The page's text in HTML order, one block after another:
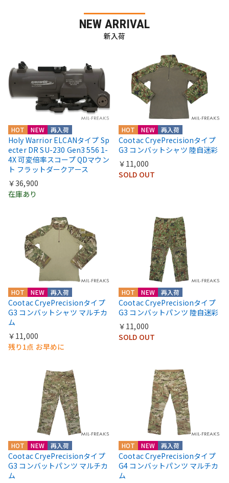
NEW ARRIVAL
新入荷
HOT NEW 再入荷
Holy Warrior ELCANタイプ Sp
ecter DR SU-230 Gen3 556 1-
4X 可変倍率スコープ QDマウン
ト フラットダークアース
￥36,900
在庫あり
HOT NEW 再入荷
Cootac CryePrecisionタイプ
G3 コンバットシャツ 陸自迷彩
￥11,000
SOLD OUT
HOT NEW 再入荷
Cootac CryePrecisionタイプ
G3 コンバットシャツ マルチカ
ム
￥11,000
残り1点 お早めに
HOT NEW 再入荷
Cootac CryePrecisionタイプ
G3 コンバットパンツ 陸自迷彩
￥11,000
SOLD OUT
HOT NEW 再入荷
Cootac CryePrecisionタイプ
G3 コンバットパンツ マルチカ
ム
HOT NEW 再入荷
Cootac CryePrecisionタイプ
G4 コンバットパンツ マルチカ
ム